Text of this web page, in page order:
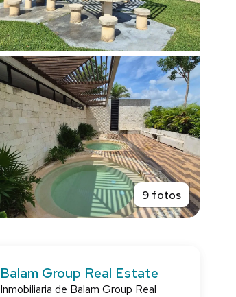
9 fotos
Balam Group Real Estate
Inmobiliaria de Balam Group Real